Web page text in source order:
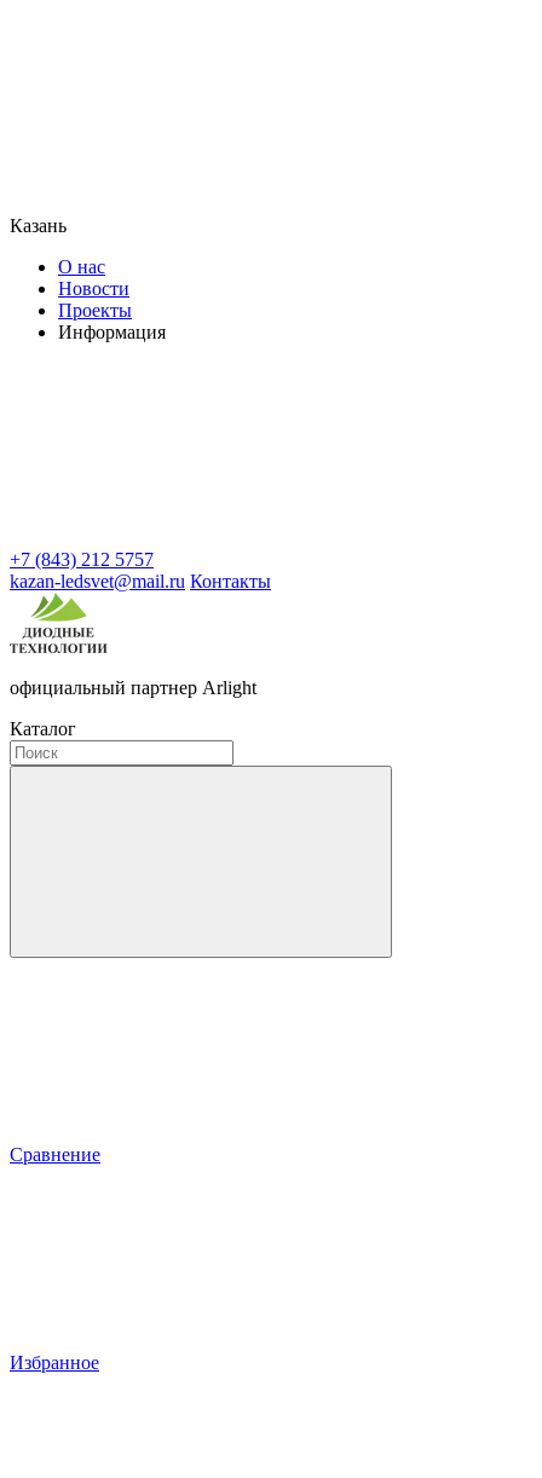
Казань
О нас
Новости
Проекты
Информация
+7 (843) 212 5757
kazan-ledsvet@mail.ru Контакты
официальный партнер Arlight
Каталог
Сравнение
Избранное